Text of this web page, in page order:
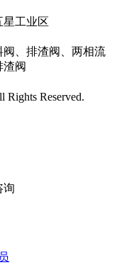
工业区
、排渣阀、两相流
阀
Reserved.